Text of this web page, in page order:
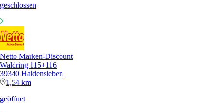
geschlossen
Netto Marken-Discount
Waldring 115+116
39340 Haldensleben
1,54 km
geöffnet